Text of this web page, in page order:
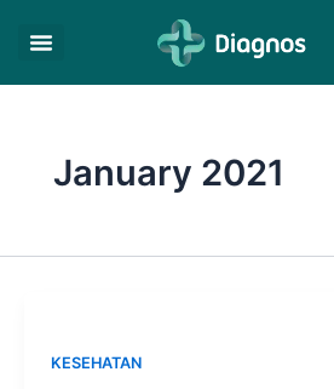
January 2021
KESEHATAN